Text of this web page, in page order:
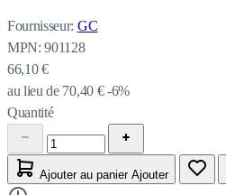
Fournisseur: GC
MPN: 901128
66,10 €
au lieu de 70,40 € -6%
Quantité
Ajouter au panier Ajouter